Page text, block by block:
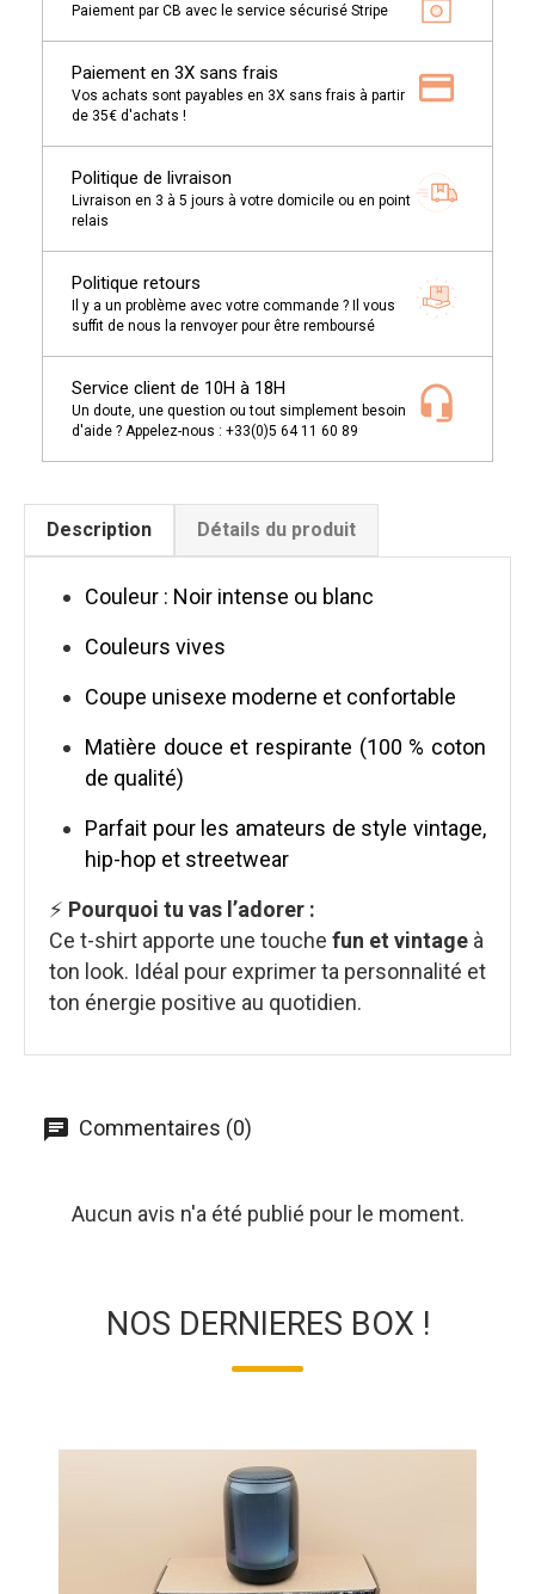
Paiement par CB avec le service sécurisé Stripe
Paiement en 3X sans frais
Vos achats sont payables en 3X sans frais à partir
de 35€ d'achats !
Politique de livraison
Livraison en 3 à 5 jours à votre domicile ou en point
relais
Politique retours
Il y a un problème avec votre commande ? Il vous
suffit de nous la renvoyer pour être remboursé
Service client de 10H à 18H
Un doute, une question ou tout simplement besoin
d'aide ? Appelez-nous : +33(0)5 64 11 60 89
Description Détails du produit
Couleur : Noir intense ou blanc
Couleurs vives
Coupe unisexe moderne et confortable
Matière douce et respirante (100 % coton
de qualité)
Parfait pour les amateurs de style vintage,
hip-hop et streetwear
⚡ Pourquoi tu vas l’adorer :
Ce t-shirt apporte une touche fun et vintage à
ton look. Idéal pour exprimer ta personnalité et
ton énergie positive au quotidien.
Commentaires (0)
Aucun avis n'a été publié pour le moment.
NOS DERNIERES BOX !